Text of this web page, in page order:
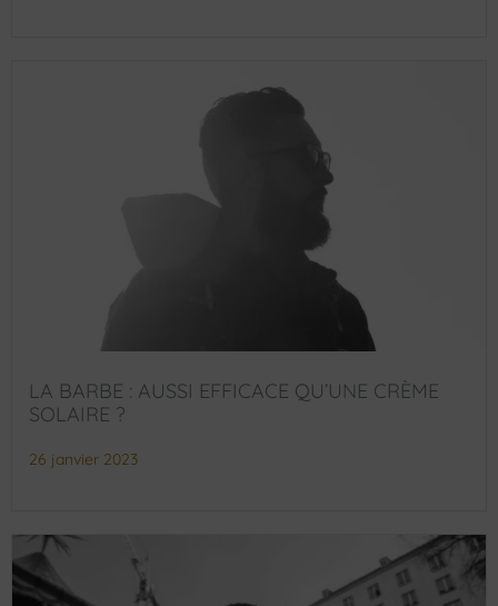
LA BARBE : AUSSI EFFICACE QU’UNE CRÈME
SOLAIRE ?
26 janvier 2023